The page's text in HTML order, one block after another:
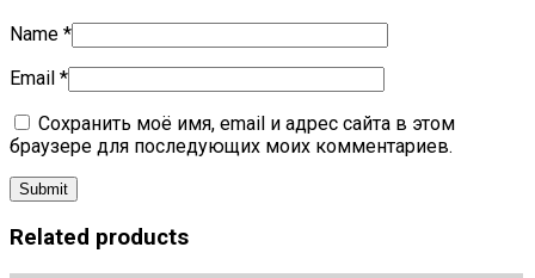
Name *
Email *
Сохранить моё имя, email и адрес сайта в этом
браузере для последующих моих комментариев.
Related products